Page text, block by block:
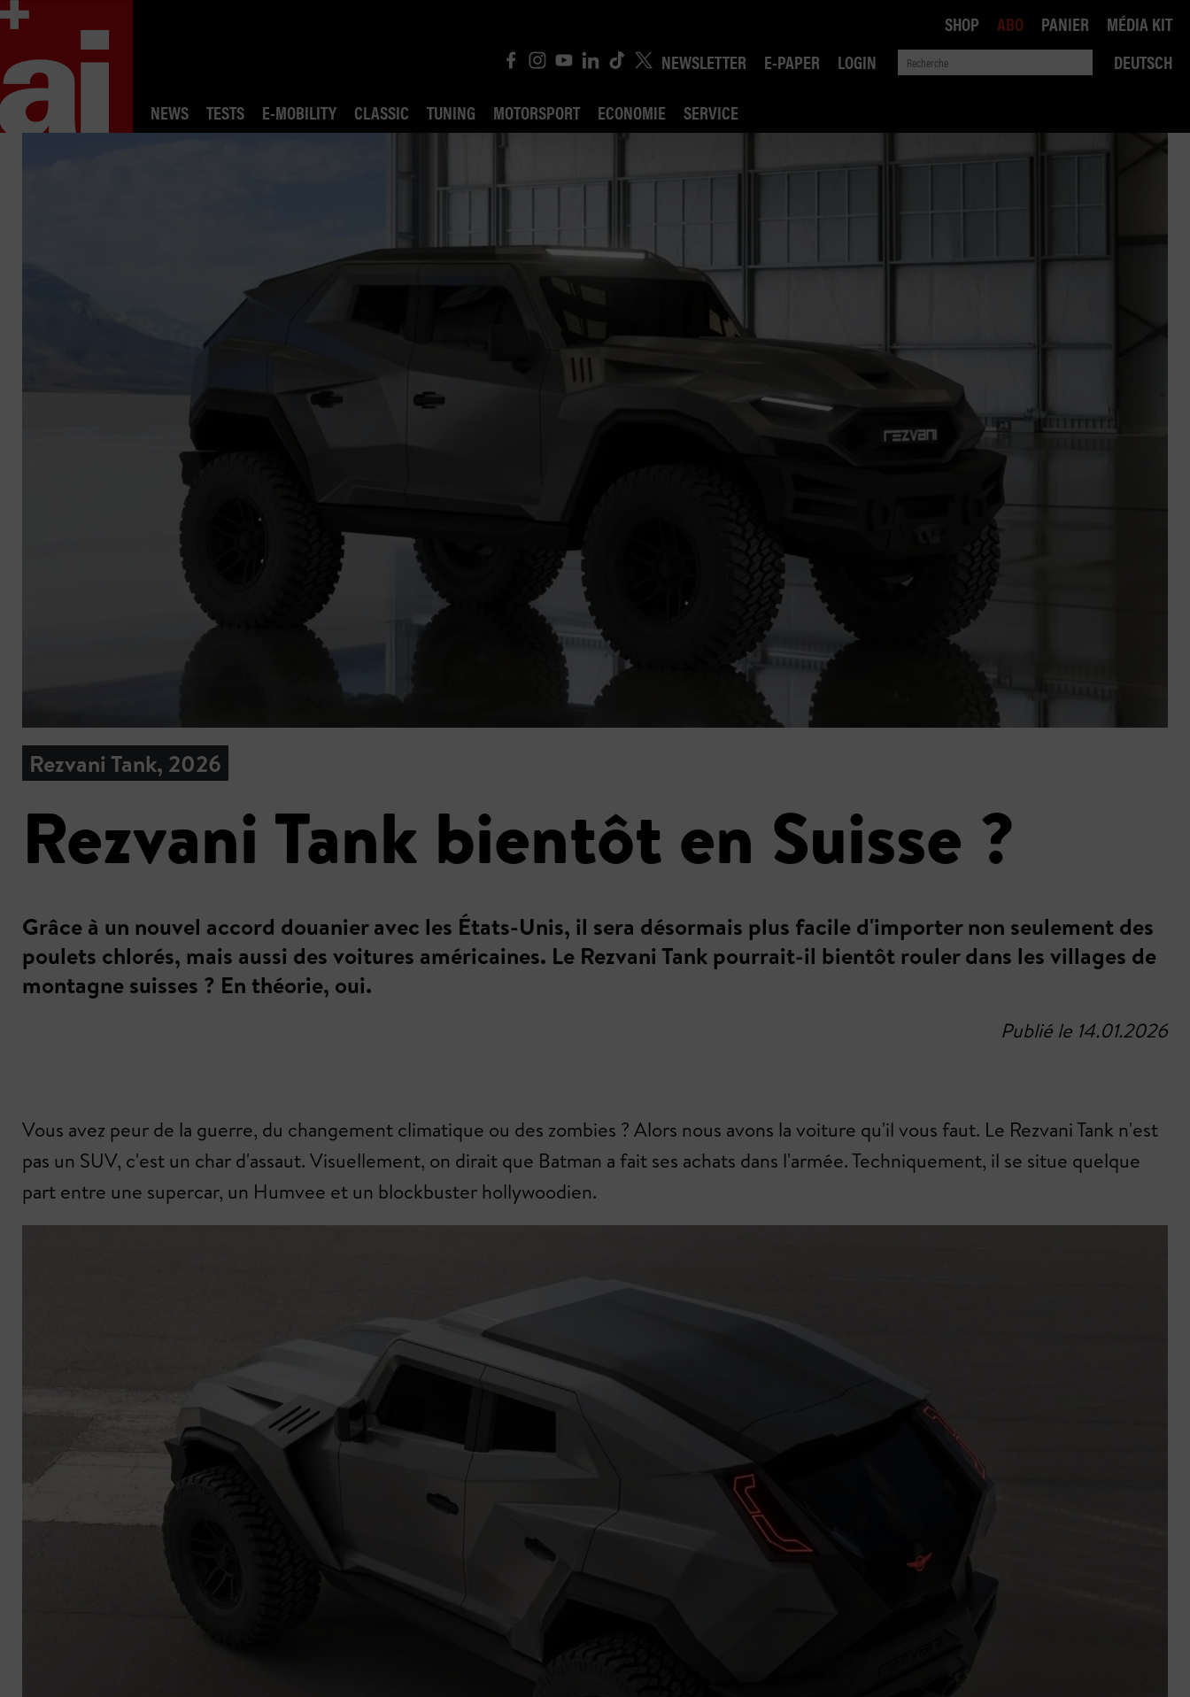
NEWSLETTER E-PAPER LOGIN
DEUTSCH
NEWS
TESTS E-MOBILITY CLASSIC TUNING MOTORSPORT ECONOMIE SERVICE
POLITIQUE DES TRANSPORTS
SHOP ABO PANIER MÉDIA KIT
Rezvani Tank, 2026
Rezvani Tank bientôt en Suisse ?
Grâce à un nouvel accord douanier avec les États-Unis, il sera désormais plus facile d'importer non seulement des
poulets chlorés, mais aussi des voitures américaines. Le Rezvani Tank pourrait-il bientôt rouler dans les villages de
montagne suisses ? En théorie, oui.
Publié le 14.01.2026
Vous avez peur de la guerre, du changement climatique ou des zombies ? Alors nous avons la voiture qu'il vous faut. Le Rezvani Tank n'est
pas un SUV, c'est un char d'assaut. Visuellement, on dirait que Batman a fait ses achats dans l'armée. Techniquement, il se situe quelque
part entre une supercar, un Humvee et un blockbuster hollywoodien.